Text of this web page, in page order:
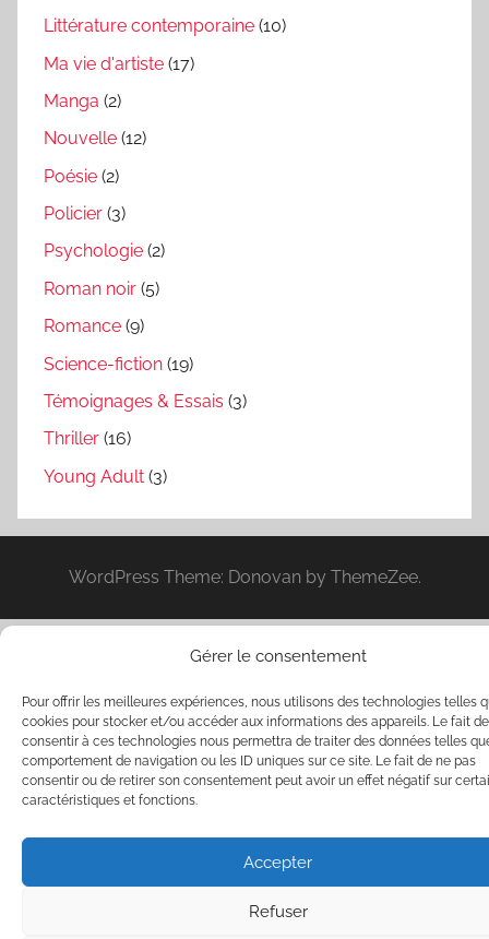
Gérer le consentement
Pour offrir les meilleures expériences, nous utilisons des technologies telles
cookies pour stocker et/ou accéder aux informations des appareils. Le fait de
consentir à ces technologies nous permettra de traiter des données telles
comportement de navigation ou les ID uniques sur ce site. Le fait de ne pas
consentir ou de retirer son consentement peut avoir un effet négatif sur
caractéristiques et fonctions.
Accepter
Refuser
Littérature contemporaine (10)
Ma vie d'artiste (17)
Manga (2)
Nouvelle (12)
Poésie (2)
Policier (3)
Psychologie (2)
Roman noir (5)
Romance (9)
Science-fiction (19)
Témoignages & Essais (3)
Thriller (16)
Young Adult (3)
WordPress Theme: Donovan by ThemeZee.